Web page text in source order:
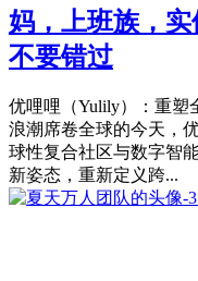
妈，上班族，
不要错过
优哩哩（Yulily）：重塑
浪潮席卷全球的今天，
球性复合社区与数字智
新姿态，重新定义跨...